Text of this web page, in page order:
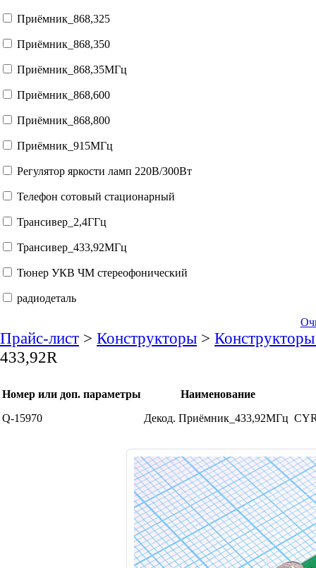
Приёмник_868,325
Приёмник_868,350
Приёмник_868,35МГц
Приёмник_868,600
Приёмник_868,800
Приёмник_915МГц
Регулятор яркости ламп 220В/300Вт
Телефон сотовый стационарный
Трансивер_2,4ГГц
Трансивер_433,92МГц
Тюнер УКВ ЧМ стереофонический
радиодеталь
Прайс-лист > Конструкторы >
433,92R
Номер или доп. параметры
Наименование
Q-15970
Декод. Приёмник_433,92МГц